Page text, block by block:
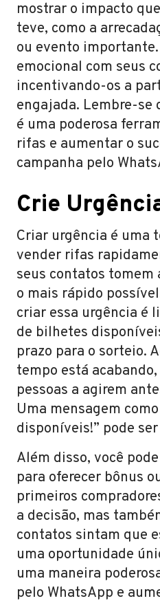
mostrar o impacto
teve, como a
ou evento
emocional com seus
incentivando-os a
engajada. Lembre-se
é uma poderosa
rifas e aumentar o
campanha pelo
Crie
Criar urgência é uma
vender rifas
seus contatos tomem
o mais rápido
criar essa urgência é
de bilhetes
prazo para o sorteio.
tempo está
pessoas a agirem
Uma mensagem
disponíveis!” pode
Além disso, você
para oferecer bônus
primeiros
a decisão, mas
contatos sintam que
uma oportunidade
uma maneira
pelo WhatsApp e